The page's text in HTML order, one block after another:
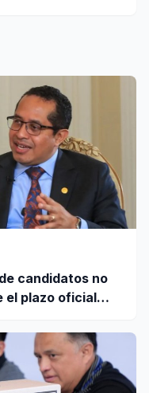
candidatos no
el plazo oficial